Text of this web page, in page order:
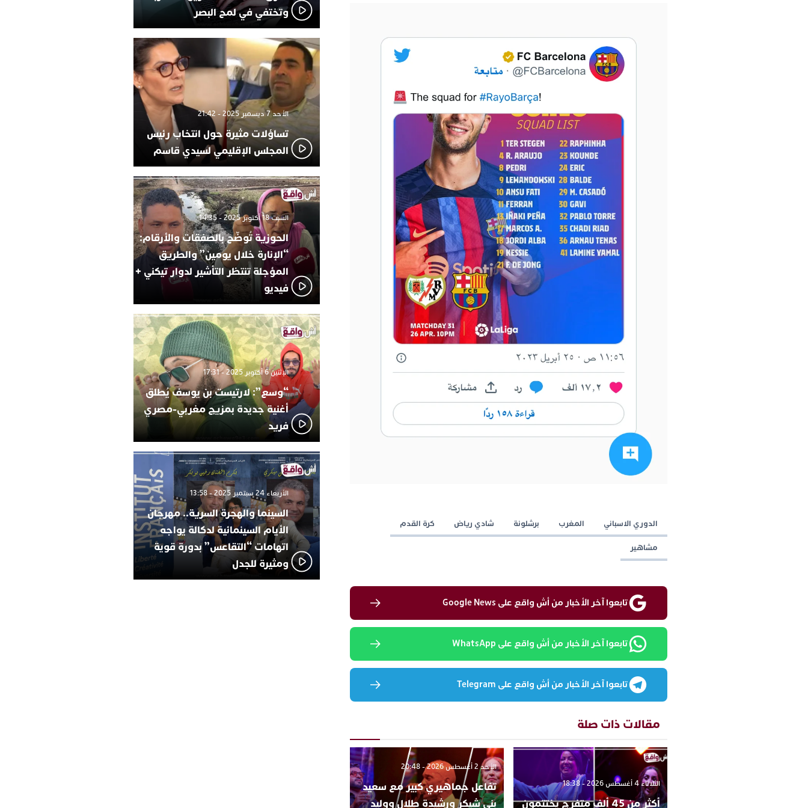
الدوري الاسباني المغرب برشلونة شادي رياض كرة القدم
مشاهير
تابعوا آخر الأخبار من أش واقع على Google News
تابعوا آخر الأخبار من أش واقع على WhatsApp
تابعوا آخر الأخبار من أش واقع على Telegram
مقالات ذات صلة
الثلاثاء 4 أغسطس 2026 - 18:38
أكثر من 45 ألف متفرج يختتمون
الأحد 2 أغسطس 2026 - 20:48
تفاعل جماهيري كبير مع سعيد
بني شيكر ورشيدة طلال ووليد
وتختفي في لمح البصر
الأحد 7 ديسمبر 2025 - 21:42
تساؤلات مثيرة حول انتخاب رئيس
المجلس الإقليمي لسيدي قاسم
السبت 18 أكتوبر 2025 - 14:35
الحوزية تُوضّح بالصفقات والأرقام:
“الإنارة خلال يومين” والطريق
المؤجلة تنتظر التأشير لدوار تيكني +
فيديو
الإثنين 6 أكتوبر 2025 - 17:31
“وسع”: لارتيست بن يوسف يُطلق
أغنية جديدة بمزيج مغربي-مصري
فريد
الأربعاء 24 سبتمبر 2025 - 13:58
السينما والهجرة السرية.. مهرجان
الأيام السينمائية لدكالة يواجه
اتهامات “التقاعس” بدورة قوية
ومثيرة للجدل